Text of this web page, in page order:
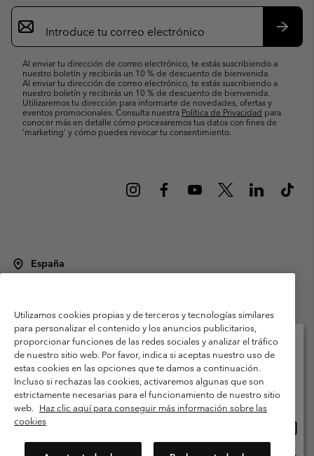
Suscripción
de
correo
Al enviar tu dirección de correo electrónico, te estás suscribiendo a
nuestro boletín y recibirás un 10 % de descuento de bienvenida.
Al enviar tu dirección de correo electrónico, te estás suscribiendo a
nuestro boletín y recibirás un 10 % de descuento de bienvenida.
Utilizaremos tu dirección para informarte de novedades, ofertas y
eventos promocionales. Consulta nuestra Política de Privacidad para
conocer más en detalle cómo procesaremos tus datos con fines de
’marketing’ y cómo puedes revocar tu consentimiento.
España
Condiciones de uso
Terminos de Venta
Garantía
Política de Privacidad
Términos y condiciones del programa de miembros
Términos De Uso Del Contenido Generado Por Los Usuarios
Impressum
Cookies Public CBCR
Utilizamos cookies propias y de terceros y tecnologías similares
para personalizar el contenido y los anuncios publicitarios,
proporcionar funciones de las redes sociales y analizar el tráfico
de nuestro sitio web. Por favor, indica si aceptas nuestro uso de
estas cookies en las opciones que te damos a continuación.
Incluso si rechazas las cookies, activaremos algunas que son
estrictamente necesarias para el funcionamiento de nuestro sitio
web. Haz clic aquí para conseguir más información sobre las
cookies
Selecciona tu país e idioma envío
Compras en línea disponibles